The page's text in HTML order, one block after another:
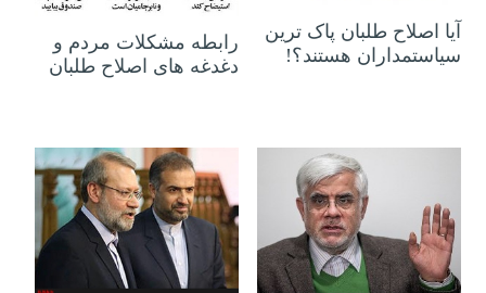
آیا اصلاح طلبان پاک ترین
سیاستمداران هستند؟!
۰۲ اسفند ۱۳۹۴
رابطه مشکلات مردم و
دغدغه های اصلاح طلبان
۰۱ اسفند ۱۳۹۴ ۰۱ اسفند ۱۳۹۴